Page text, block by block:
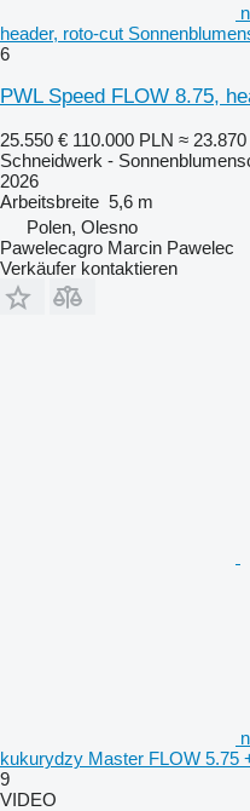
header, roto-cut
6
PWL Speed FLOW 8.75,
25.550 € 110.000 PLN ≈
Schneidwerk -
2026
Arbeitsbreite 5,6 m
Polen, Olesno
Pawelecagro Marcin Pawelec
Verkäufer kontaktieren
kukurydzy Master FLOW 5.75
9
VIDEO